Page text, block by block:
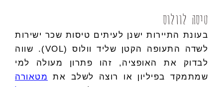
טיסה לוולוס
בעונת התיירות ישנן לעיתים טיסות שכר ישירות
לשדה התעופה הקטן שליד וולוס (VOL). שווה
לבדוק את האופציה, זהו פתרון מעולה למי
שמתמקד בפיליון או רוצה לשלב את
מטאורה